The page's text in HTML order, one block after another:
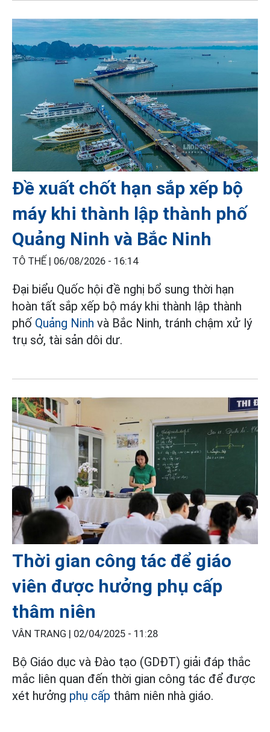
Đề xuất chốt hạn sắp xếp bộ
máy khi thành lập thành phố
Quảng Ninh và Bắc Ninh
TÔ THẾ | 06/08/2026 - 16:14
Đại biểu Quốc hội đề nghị bổ sung thời hạn
hoàn tất sắp xếp bộ máy khi thành lập thành
phố Quảng Ninh và Bắc Ninh, tránh chậm xử lý
trụ sở, tài sản dôi dư.
Thời gian công tác để giáo
viên được hưởng phụ cấp
thâm niên
VÂN TRANG | 02/04/2025 - 11:28
Bộ Giáo dục và Đào tạo (GDĐT) giải đáp thắc
mắc liên quan đến thời gian công tác để được
xét hưởng phụ cấp thâm niên nhà giáo.